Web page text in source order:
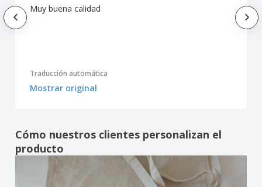
Muy buena calidad
Traducción automática
Mostrar original
Cómo nuestros clientes personalizan el
producto